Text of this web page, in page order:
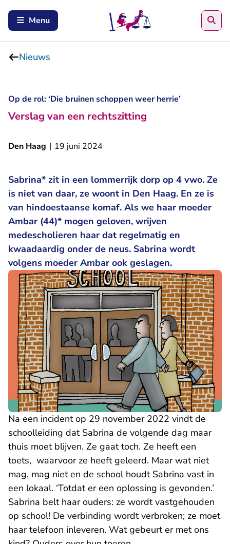
Menu
Nieuws
Op de rol: ‘Die bruinen schoppen weer herrie’
Verslag van een rechtszitting
Den Haag | 19 juni 2024
Sabrina* zit in een lommerrijk dorp op 4 vwo. Ze
is niet van daar, ze woont in Den Haag. En ze is
van hindoestaanse komaf. Als we haar moeder
Ambar (44)* mogen geloven, wrijven
medescholieren haar dat regelmatig en
kwaadaardig onder de neus. Sabrina wordt
volgens moeder Ambar ook geslagen.
Na een incident op 29 november 2022 vindt de
schoolleiding dat Sabrina de volgende dag maar
thuis moet blijven. Ze gaat toch. Ze heeft een
toets, waarvoor ze heeft geleerd. Maar wat niet
mag, mag niet en de school houdt Sabrina vast in
een lokaal. ‘Totdat er een oplossing is gevonden.’
Sabrina belt haar ouders: ze wordt vastgehouden
op school! De verbinding wordt verbroken; ze moet
haar telefoon inleveren. Wat gebeurt er met ons